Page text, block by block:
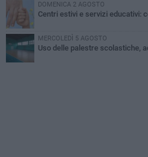
DOMENICA 2 AGOSTO
Centri estivi e servizi educativi:
MERCOLEDÌ 5 AGOSTO
Uso delle palestre scolastiche,